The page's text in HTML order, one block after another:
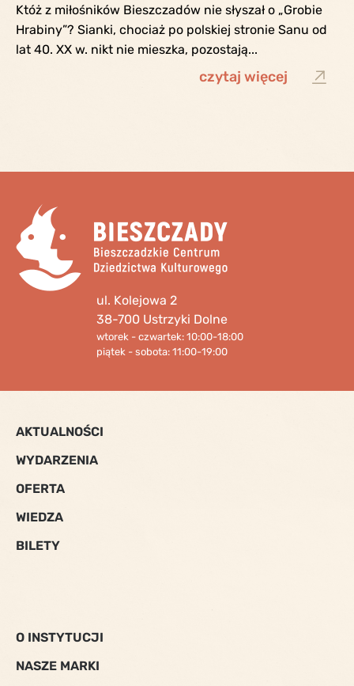
Któż z miłośników Bieszczadów nie słyszał o „Grobie
Hrabiny”? Sianki, chociaż po polskiej stronie Sanu od
lat 40. XX w. nikt nie mieszka, pozostają...
czytaj więcej
ul. Kolejowa 2
38-700 Ustrzyki Dolne
wtorek - czwartek: 10:00-18:00
piątek - sobota: 11:00-19:00
AKTUALNOŚCI
WYDARZENIA
OFERTA
WIEDZA
BILETY
O INSTYTUCJI
NASZE MARKI